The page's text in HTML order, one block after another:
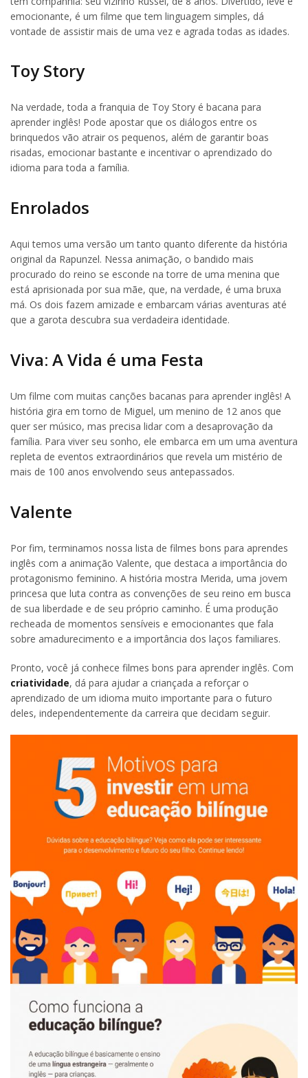
emocionante, é um filme que tem linguagem simples, dá
vontade de assistir mais de uma vez e agrada todas as idades.
Toy Story
Na verdade, toda a franquia de Toy Story é bacana para
aprender inglês! Pode apostar que os diálogos entre os
brinquedos vão atrair os pequenos, além de garantir boas
risadas, emocionar bastante e incentivar o aprendizado do
idioma para toda a família.
Enrolados
Aqui temos uma versão um tanto quanto diferente da história
original da Rapunzel. Nessa animação, o bandido mais
procurado do reino se esconde na torre de uma menina que
está aprisionada por sua mãe, que, na verdade, é uma bruxa
má. Os dois fazem amizade e embarcam várias aventuras até
que a garota descubra sua verdadeira identidade.
Viva: A Vida é uma Festa
Um filme com muitas canções bacanas para aprender inglês! A
história gira em torno de Miguel, um menino de 12 anos que
quer ser músico, mas precisa lidar com a desaprovação da
família. Para viver seu sonho, ele embarca em um uma aventura
repleta de eventos extraordinários que revela um mistério de
mais de 100 anos envolvendo seus antepassados.
Valente
Por fim, terminamos nossa lista de filmes bons para aprendes
inglês com a animação Valente, que destaca a importância do
protagonismo feminino. A história mostra Merida, uma jovem
princesa que luta contra as convenções de seu reino em busca
de sua liberdade e de seu próprio caminho. É uma produção
recheada de momentos sensíveis e emocionantes que fala
sobre amadurecimento e a importância dos laços familiares.
Pronto, você já conhece filmes bons para aprender inglês. Com
criatividade, dá para ajudar a criançada a reforçar o
aprendizado de um idioma muito importante para o futuro
deles, independentemente da carreira que decidam seguir.